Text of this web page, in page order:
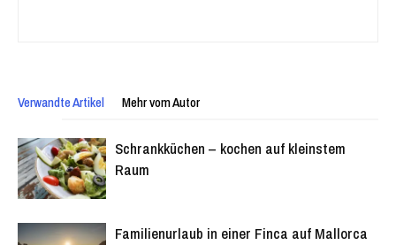
Verwandte Artikel Mehr vom Autor
Schrankküchen – kochen auf kleinstem
Raum
Familienurlaub in einer Finca auf Mallorca